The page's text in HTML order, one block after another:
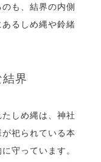
も、結界の内側
るしめ縄や鈴緒
界
しめ縄は、神社
祀られている本
守っています。